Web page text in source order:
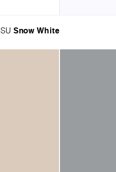
SU Snow White